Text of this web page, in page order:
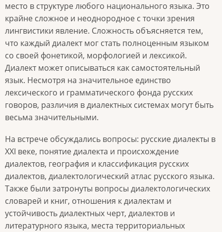
место в структуре любого национального языка. Это
крайне сложное и неоднородное с точки зрения
лингвистики явление. Сложность объясняется тем,
что каждый диалект мог стать полноценным языком
со своей фонетикой, морфологией и лексикой.
Диалект может описываться как самостоятельный
язык. Несмотря на значительное единство
лексического и грамматического фонда русских
говоров, различия в диалектных системах могут быть
весьма значительными.
На встрече обсуждались вопросы: русские диалекты в
XXI веке, понятие диалекта и происхождение
диалектов, география и классификация русских
диалектов, диалектологический атлас русского языка.
Также были затронуты вопросы диалектологических
словарей и книг, отношения к диалектам и
устойчивость диалектных черт, диалектов и
литературного языка, места территориальных